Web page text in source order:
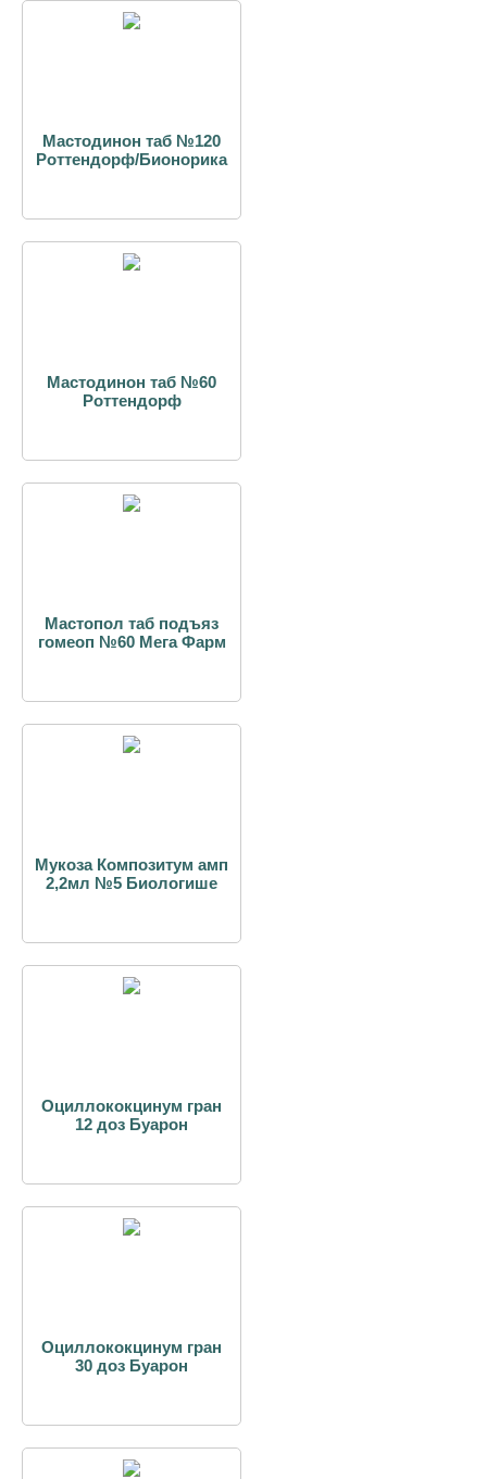
Мастодинон таб №120
Роттендорф/Бионорика
Мастодинон таб №60
Роттендорф
Мастопол таб подъяз
гомеоп №60 Мега Фарм
Мукоза Композитум амп
2,2мл №5 Биологише
Оциллококцинум гран
12 доз Буарон
Оциллококцинум гран
30 доз Буарон